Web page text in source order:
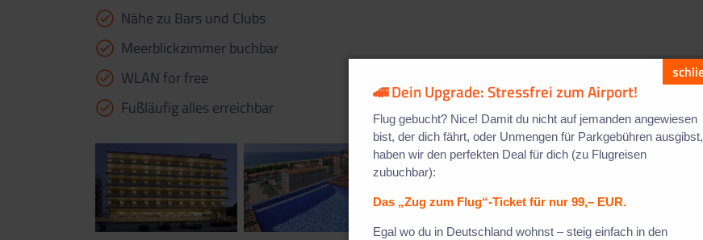
Nähe zu Bars und Clubs
Meerblickzimmer buchbar
WLAN for free
Fußläufig alles erreichbar
🚄 Dein Upgrade: Stressfrei zum Airport!
Flug gebucht? Nice! Damit du nicht auf jemanden angewiesen
bist, der dich fährt, oder Unmengen für Parkgebühren ausgibst,
haben wir den perfekten Deal für dich (zu Flugreisen
zubuchbar):
Das „Zug zum Flug“-Ticket für nur 99,– EUR.
Egal wo du in Deutschland wohnst – steig einfach in den